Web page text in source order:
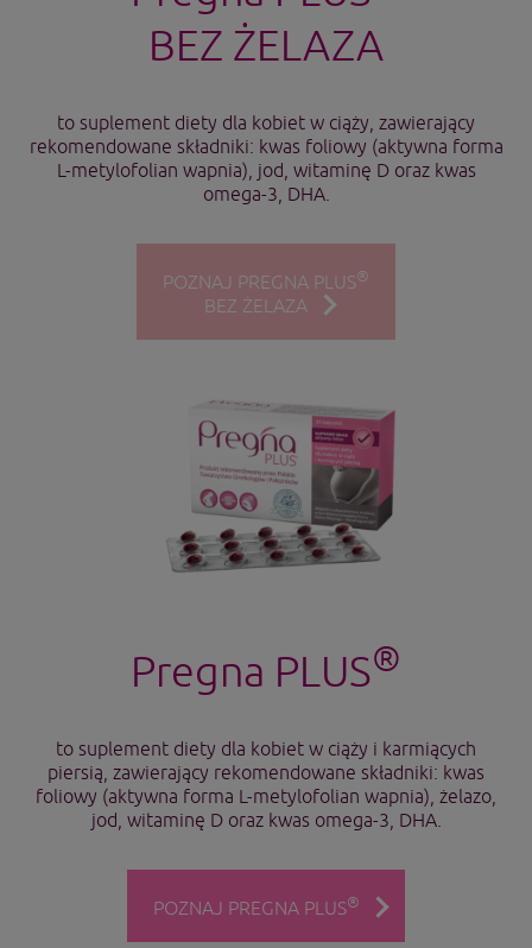
BEZ ŻELAZA
to suplement diety dla kobiet w ciąży, zawierający
rekomendowane składniki: kwas foliowy (aktywna forma
L-metylofolian wapnia), jod, witaminę D oraz kwas
omega-3, DHA.
POZNAJ PREGNA PLUS®
BEZ ŻELAZA
Pregna PLUS®
to suplement diety dla kobiet w ciąży i karmiących
piersią, zawierający rekomendowane składniki: kwas
foliowy (aktywna forma L-metylofolian wapnia), żelazo,
jod, witaminę D oraz kwas omega-3, DHA.
POZNAJ PREGNA PLUS®